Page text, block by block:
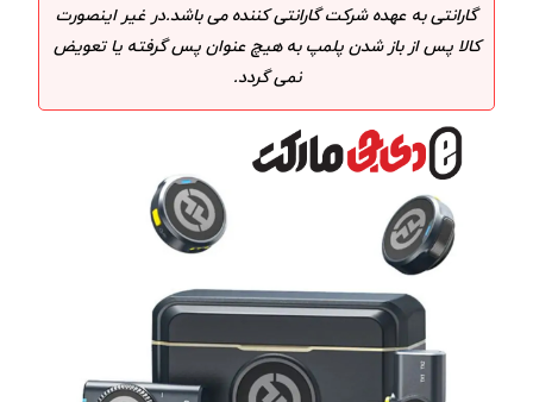
گارانتی به عهده شرکت گارانتی کننده می باشد.در غیر اینصورت
کالا پس از باز شدن پلمپ به هیچ عنوان پس گرفته یا تعویض
نمی گردد.